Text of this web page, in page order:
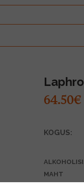
64.50€
KOGUS:
MAHT